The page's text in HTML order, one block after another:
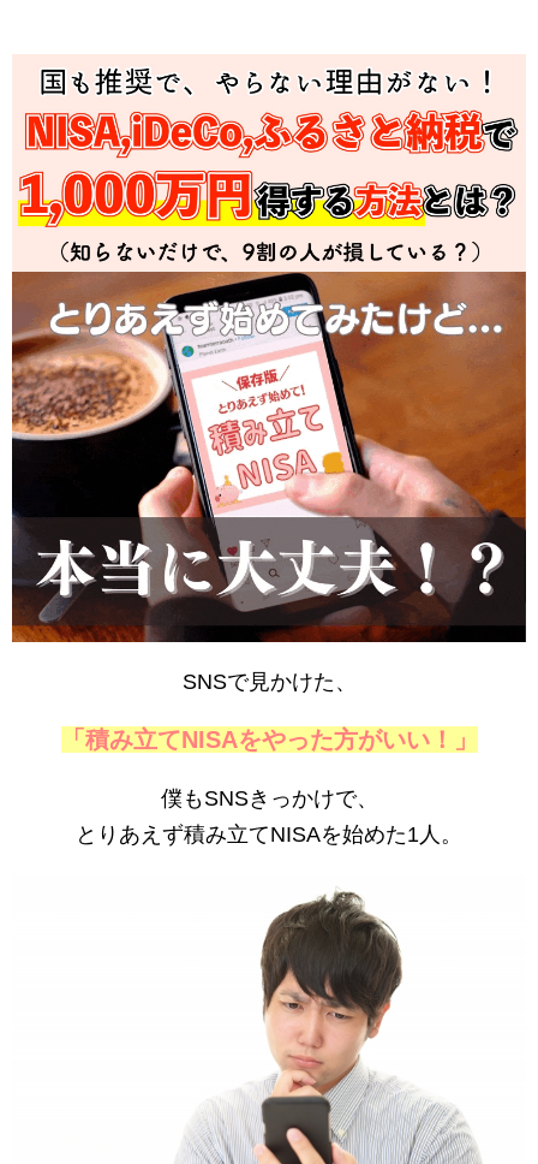
SNSで見かけた、
「積み立てNISAをやった方がいい！」
僕もSNSきっかけで、
とりあえず積み立てNISAを始めた1人。